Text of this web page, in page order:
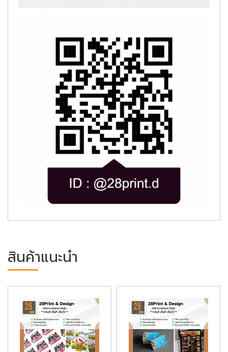
สินค้าแนะนำ